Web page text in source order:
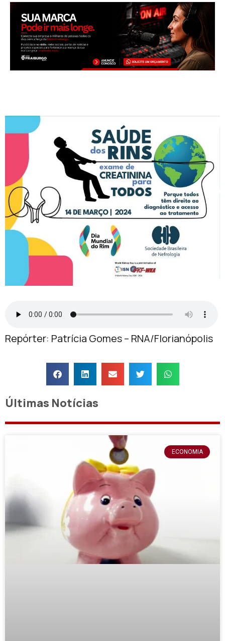
Repórter: Patrícia Gomes – RNA/Florianópolis
Últimas Notícias
ECONOMIA